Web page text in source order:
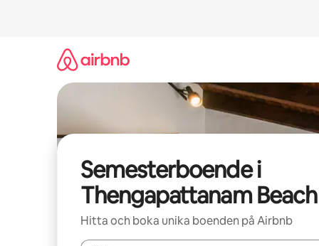
Semesterboende i
Thengapattanam Beach
Hitta och boka unika boenden på Airbnb